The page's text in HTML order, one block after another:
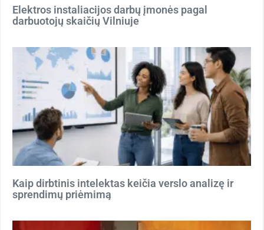
Elektros instaliacijos darbų įmonės pagal
darbuotojų skaičių Vilniuje
Kaip dirbtinis intelektas keičia verslo analizę ir
sprendimų priėmimą